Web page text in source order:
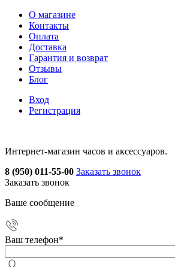
О магазине
Контакты
Оплата
Доставка
Гарантия и возврат
Отзывы
Блог
Вход
Регистрация
Интернет-магазин часов и аксессуаров.
8 (950) 011-55-00 Заказать звонок
Заказать звонок
Ваше сообщение
Ваш телефон*